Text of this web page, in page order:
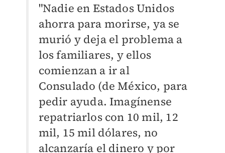
"Nadie en Estados Unidos
ahorra para morirse, ya se
murió y deja el problema a
los familiares, y ellos
comienzan a ir al
Consulado (de México, para
pedir ayuda. Imagínense
repatriarlos con 10 mil, 12
mil, 15 mil dólares, no
alcanzaría el dinero y por